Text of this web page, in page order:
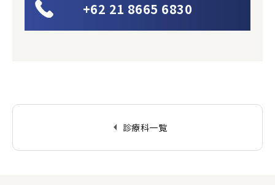
+62 21 8665 6830
arrow_left 診療科一覧